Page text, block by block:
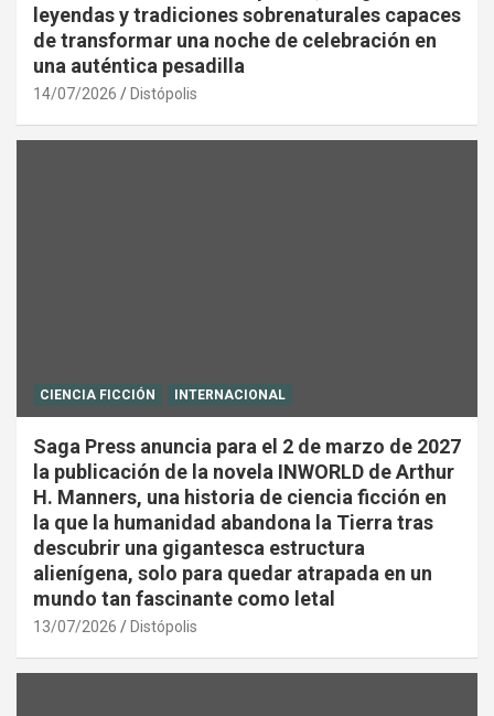
leyendas y tradiciones sobrenaturales capaces
de transformar una noche de celebración en
una auténtica pesadilla
14/07/2026 Distópolis
CIENCIA FICCIÓN INTERNACIONAL
Saga Press anuncia para el 2 de marzo de 2027
la publicación de la novela INWORLD de Arthur
H. Manners, una historia de ciencia ficción en
la que la humanidad abandona la Tierra tras
descubrir una gigantesca estructura
alienígena, solo para quedar atrapada en un
mundo tan fascinante como letal
13/07/2026 Distópolis